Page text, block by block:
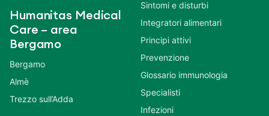
Humanitas Medical
Care – area
Bergamo
Bergamo
Almè
Trezzo sull’Adda
Sintomi e disturbi
Integratori alimentari
Principi attivi
Prevenzione
Glossario immunologia
Specialisti
Infezioni